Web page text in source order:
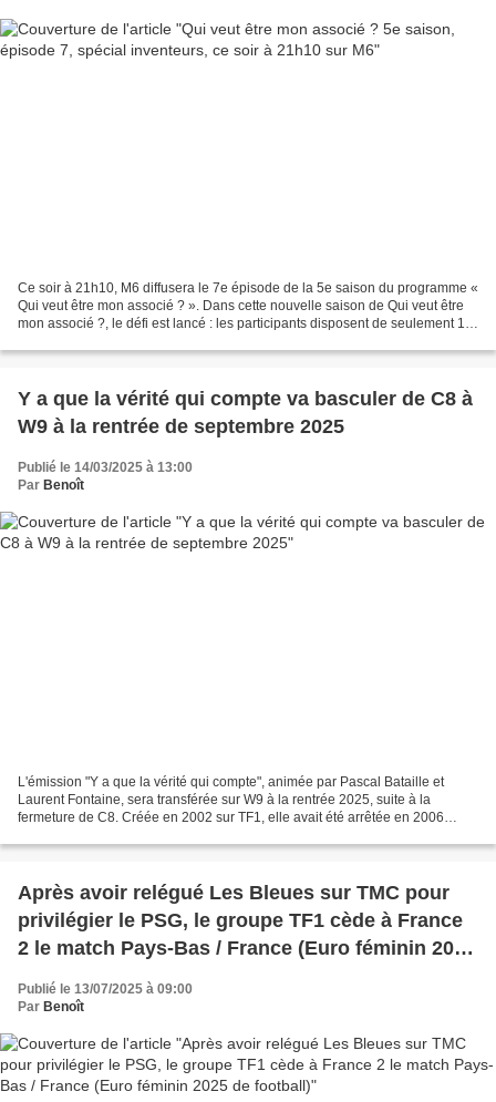
Ce soir à 21h10, M6 diffusera le 7e épisode de la 5e saison du programme «
Qui veut être mon associé ? ». Dans cette nouvelle saison de Qui veut être
mon associé ?, le défi est lancé : les participants disposent de seulement 1
Y a que la vérité qui compte va basculer de C8 à
W9 à la rentrée de septembre 2025
Publié le 14/03/2025 à 13:00
Par Benoît
L'émission "Y a que la vérité qui compte", animée par Pascal Bataille et
Laurent Fontaine, sera transférée sur W9 à la rentrée 2025, suite à la
fermeture de C8. Créée en 2002 sur TF1, elle avait été arrêtée en 2006
Après avoir relégué Les Bleues sur TMC pour
privilégier le PSG, le groupe TF1 cède à France
2 le match Pays-Bas / France (Euro féminin 2025
Publié le 13/07/2025 à 09:00
Par Benoît